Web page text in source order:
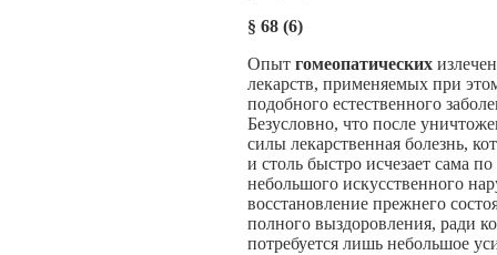
§ 68 (6)
Опыт гомеопатических
лекарств, применяемых при
подобного естественного
Безусловно, что после
силы лекарственная болезнь,
и столь быстро исчезает сама
небольшого искусственного
восстановление прежнего
полного выздоровления, ради
потребуется лишь небольшое